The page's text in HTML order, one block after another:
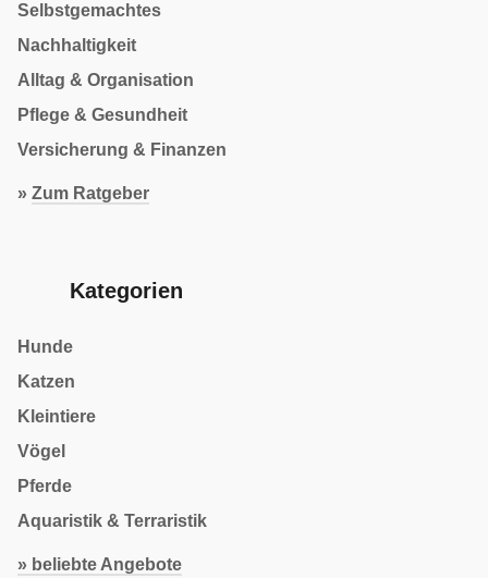
Selbstgemachtes
Nachhaltigkeit
Alltag & Organisation
Pflege & Gesundheit
Versicherung & Finanzen
» Zum Ratgeber
Kategorien
Hunde
Katzen
Kleintiere
Vögel
Pferde
Aquaristik & Terraristik
» beliebte Angebote